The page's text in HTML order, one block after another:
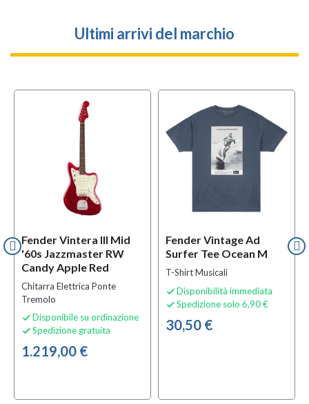
Ultimi arrivi del marchio
Fender Vintera III Mid
'60s Jazzmaster RW
Candy Apple Red
Chitarra Elettrica Ponte
Tremolo
 Disponibile su ordinazione
 Spedizione gratuita
1.219,00 €
Fender Vintage Ad
Surfer Tee Ocean M
T-Shirt Musicali
 Disponibilità immediata
 Spedizione solo 6,90 €
30,50 €